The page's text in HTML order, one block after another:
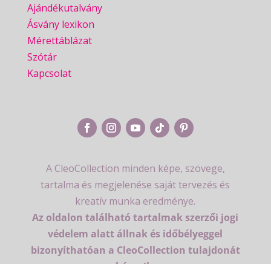
Ajándékutalvány
Ásvány lexikon
Mérettáblázat
Szótár
Kapcsolat
A CleoCollection minden képe, szövege,
tartalma és megjelenése saját tervezés és
kreatív munka eredménye.
Az oldalon található tartalmak szerzői jogi
védelem alatt állnak és időbélyeggel
bizonyíthatóan a CleoCollection tulajdonát